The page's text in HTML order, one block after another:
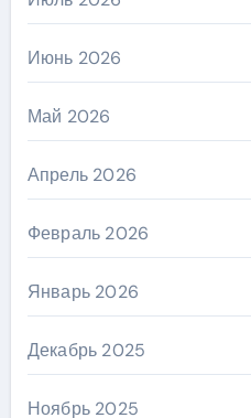
Июнь 2026
Май 2026
Апрель 2026
Февраль 2026
Январь 2026
Декабрь 2025
Ноябрь 2025